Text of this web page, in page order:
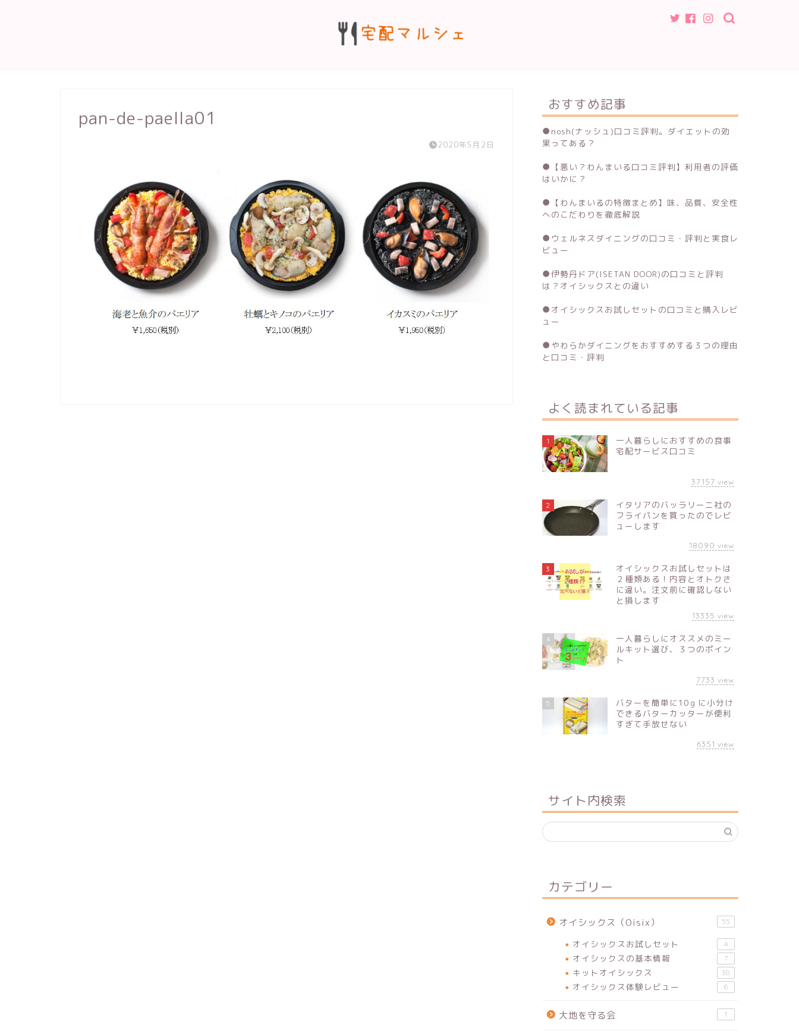
pan-de-paella01
2020年5月2日
おすすめ記事
● nosh(ナッシュ)口コミ評判。ダイエットの効
果ってある？
● 【悪い？わんまいる口コミ評判】利用者の評価
はいかに？
● 【わんまいるの特徴まとめ】味、品質、安全性
へのこだわりを徹底解説
● ウェルネスダイニングの口コミ・評判と実食レ
ビュー
●伊勢丹ドア(ISETAN DOOR)の口コミと評判
は？オイシックスとの違い
● オイシックスお試しセットの口コミと購入レビ
ュー
● やわらかダイニングをおすすめする３つの理由
と口コミ・評判
よく読まれている記事
1
一人暮らしにおすすめの食事
宅配サービス口コミ
37157 view
2
イタリアのバッラリーニ社の
フライパンを買ったのでレビ
ューします
18090 view
3
オイシックスお試しセットは
２種類ある！内容とオトクさ
に違い。注文前に確認しない
と損します
13335 view
4
一人暮らしにオススメのミー
ルキット選び、３つのポイン
ト
7733 view
5
バターを簡単に10ｇに小分け
できるバターカッターが便利
すぎて手放せない
6351 view
サイト内検索
カテゴリー
オイシックス（Oisix） 55
オイシックスお試しセット 4
オイシックスの基本情報 7
キットオイシックス 38
オイシックス体験レビュー 6
大地を守る会 1